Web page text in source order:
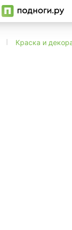
Краска и